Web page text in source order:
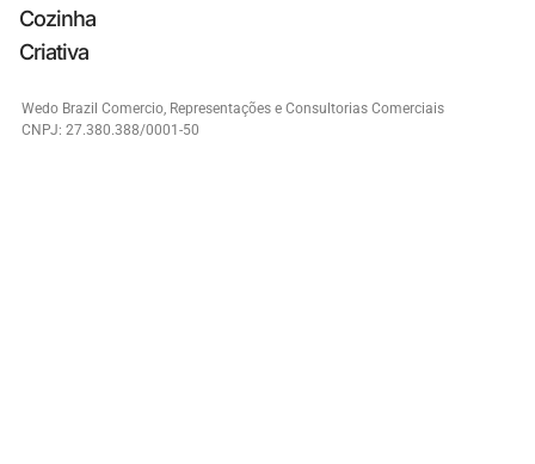
Cozinha
Criativa
Wedo Brazil Comercio, Representações e Consultorias Comerciais
CNPJ: 27.380.388/0001-50